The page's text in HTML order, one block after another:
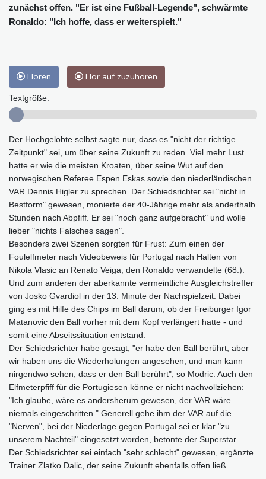
zunächst offen. "Er ist eine Fußball-Legende", schwärmte
Ronaldo: "Ich hoffe, dass er weiterspielt."
Hören Hör auf zuzuhören
Textgröße:
Der Hochgelobte selbst sagte nur, dass es "nicht der richtige
Zeitpunkt" sei, um über seine Zukunft zu reden. Viel mehr Lust
hatte er wie die meisten Kroaten, über seine Wut auf den
norwegischen Referee Espen Eskas sowie den niederländischen
VAR Dennis Higler zu sprechen. Der Schiedsrichter sei "nicht in
Bestform" gewesen, monierte der 40-Jährige mehr als anderthalb
Stunden nach Abpfiff. Er sei "noch ganz aufgebracht" und wolle
lieber "nichts Falsches sagen".
Besonders zwei Szenen sorgten für Frust: Zum einen der
Foulelfmeter nach Videobeweis für Portugal nach Halten von
Nikola Vlasic an Renato Veiga, den Ronaldo verwandelte (68.).
Und zum anderen der aberkannte vermeintliche Ausgleichstreffer
von Josko Gvardiol in der 13. Minute der Nachspielzeit. Dabei
ging es mit Hilfe des Chips im Ball darum, ob der Freiburger Igor
Matanovic den Ball vorher mit dem Kopf verlängert hatte - und
somit eine Abseitssituation entstand.
Der Schiedsrichter habe gesagt, "er habe den Ball berührt, aber
wir haben uns die Wiederholungen angesehen, und man kann
nirgendwo sehen, dass er den Ball berührt", so Modric. Auch den
Elfmeterpfiff für die Portugiesen könne er nicht nachvollziehen:
"Ich glaube, wäre es andersherum gewesen, der VAR wäre
niemals eingeschritten." Generell gehe ihm der VAR auf die
"Nerven", bei der Niederlage gegen Portugal sei er klar "zu
unserem Nachteil" eingesetzt worden, betonte der Superstar.
Der Schiedsrichter sei einfach "sehr schlecht" gewesen, ergänzte
Trainer Zlatko Dalic, der seine Zukunft ebenfalls offen ließ.